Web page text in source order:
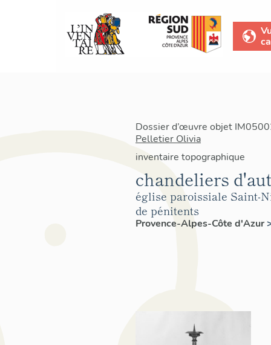
Dossier d’œuvre objet
Pelletier Olivia
inventaire topographique
chandeliers
église paroissiale Saint-
de pénitents
Provence-Alpes-Côte d'Azur